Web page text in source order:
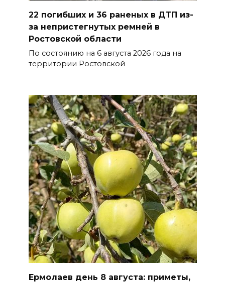
капремонта сетей
07 августа 2026 20:32
Полиция ищет вандалов,
07 августа 2026 20:12
Госавтоинспекция по
Ростовской области призвала
водителей быть осторожными
из-за ухудшения погоды
07 августа 2026 19:39
Сап-фестиваль, ночной забег
и турниры: как в Ростове
отметят День физкультурника
07 августа 2026 19:19
22 погибших и 36 раненых в ДТП из-
за непристегнутых ремней в
Ростовской области
По состоянию на 6 августа 2026 года на
территории Ростовской
Ермолаев день 8 августа: приметы,